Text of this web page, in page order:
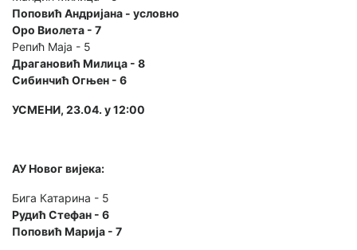
Поповић Андријана - условно
Оро Виолета - 7
Репић Маја - 5
Драгановић Милица - 8
Сибинчић Огњен - 6
УСМЕНИ, 23.04. у 12:00
АУ Новог вијека:
Бига Катарина - 5
Рудић Стефан - 6
Поповић Марија - 7